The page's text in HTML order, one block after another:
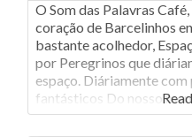
O Som das Palavras
coração de Barcelinhos
bastante acolhedor,
por Peregrinos que
espaço. Diáriamente
fantásticos Do nosso
Francesinhas,
Omeletes,